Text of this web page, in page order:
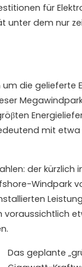
für
unter dem nur
die gelieferte
mit etwa
der kürzlich
Windpark
Das geplante